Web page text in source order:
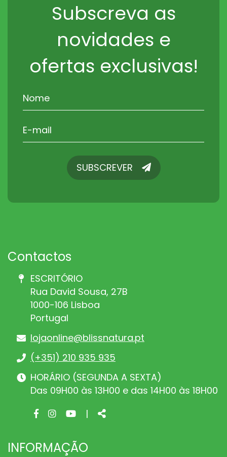
Subscreva as
novidades e
ofertas exclusivas!
SUBSCREVERSUBSCREVER
Contactos
ESCRITÓRIO
Rua David Sousa, 27B
1000-106 Lisboa
Portugal
lojaonline@blissnatura.pt
(+351) 210 935 935
HORÁRIO (SEGUNDA A SEXTA)
Das 09H00 às 13H00 e das 14H00 às 18H00
Facebook
Instagram
Youtube
| Share
INFORMAÇÃO